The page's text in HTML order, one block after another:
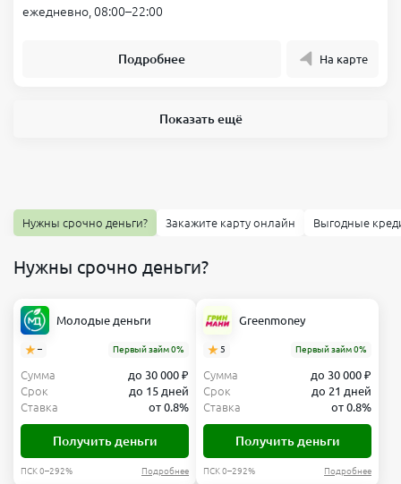
ежедневно, 08:00–22:00
Подробнее На карте
Показать ещё
Нужны срочно деньги? Закажите карту онлайн Выгодные
Нужны срочно деньги?
Молодые деньги
– Первый займ 0%
Сумма
до 30 000 ₽
Срок
до 15 дней
Ставка
от 0.8%
Получить деньги
ПСК 0–292% Подробнее
Greenmoney
5 Первый займ 0%
Сумма
до 30 000 ₽
Срок
до 21 дней
Ставка
от 0.8%
Получить деньги
ПСК 0–292% Подробнее